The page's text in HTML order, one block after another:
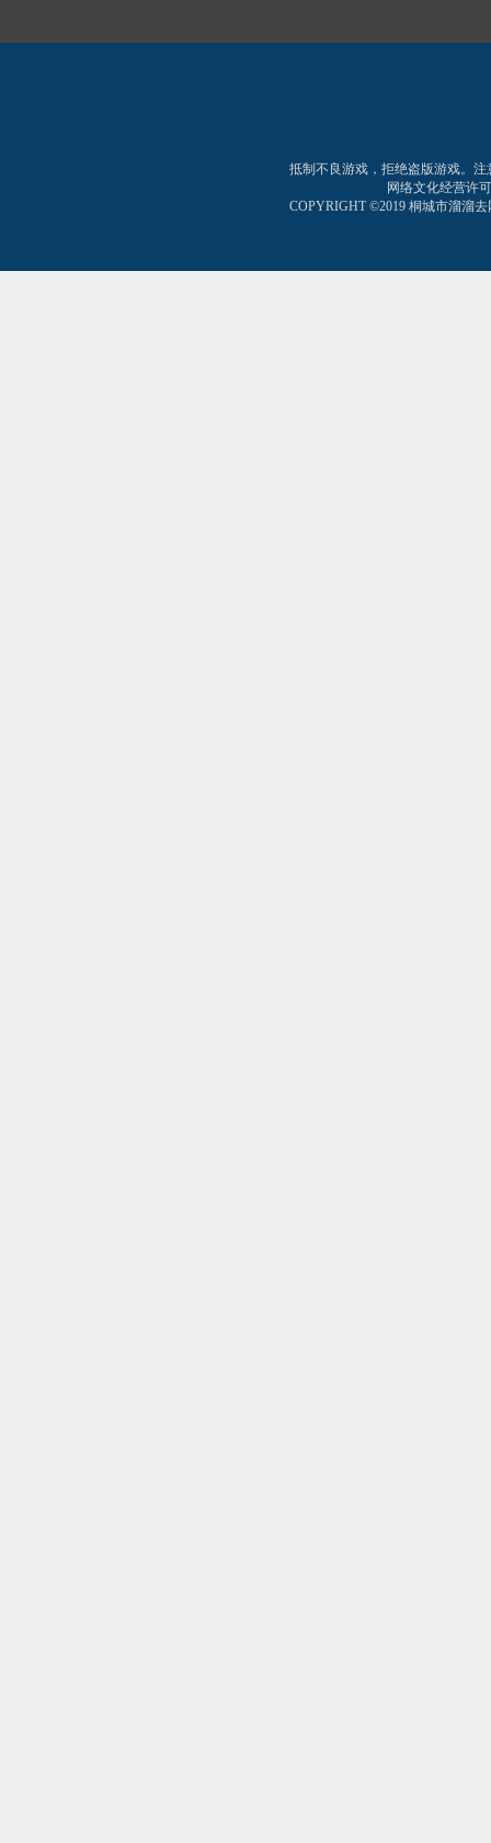
抵制不良游戏，拒绝盗版游戏。
网络文化经营许
COPYRIGHT ©2019 桐城市溜溜